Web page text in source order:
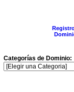
Categorías de Dominio: